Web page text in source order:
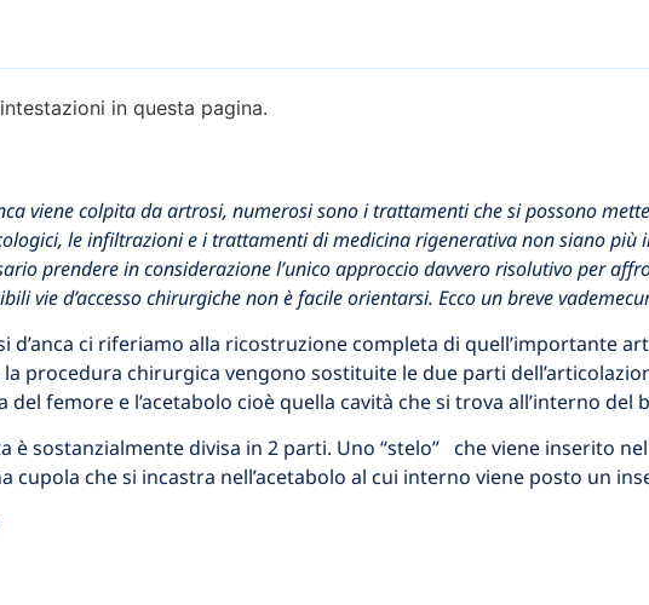
in questa pagina.
viene colpita da artrosi, numerosi sono i trattamenti che si possono
le infiltrazioni e i trattamenti di medicina rigenerativa non siano più
prendere in considerazione l’unico approccio davvero risolutivo per
vie d’accesso chirurgiche non è facile orientarsi. Ecco un breve
d’anca ci riferiamo alla ricostruzione completa di quell’importante
procedura chirurgica vengono sostituite le due parti
femore e l’acetabolo cioè quella cavità che si trova all’interno
è sostanzialmente divisa in 2 parti. Uno “stelo” che viene inserito
cupola che si incastra nell’acetabolo al cui interno viene posto un